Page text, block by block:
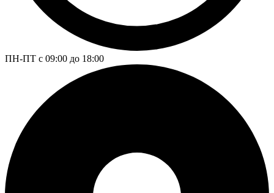
ПН-ПТ с 09:00 до 18:00